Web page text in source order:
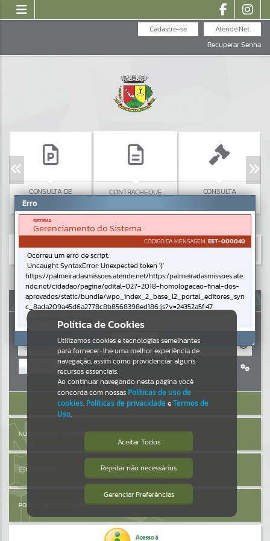
Atende.Net
Cadastre-se
Recuperar Senha
CONSULTA DE
PROTOCOLO
CONTRACHEQUE
CONSULTA
Resultados para""
Portais
Por favor, aguarde...
NOTÍCIAS
Por favor, aguarde...
Por favor, aguarde...
Por favor, aguarde...
AUTOATENDIMENTO
Cadastre-se|Recuperar Senha
ACESSAR SEM LOGIN
NOTA FISCAL ELETRÔNICA
ESCRITA FISCAL
PORTAL DA TRANSPARÊNCIA
Política de Cookies
Utilizamos cookies e tecnologias semelhantes
para fornecer-lhe uma melhor experiência de
navegação, assim como providenciar alguns
recursos essenciais.
Ao continuar navegando nesta página você
concorda com nossas Políticas de uso de
cookies, Políticas de privacidadeeTermos de
Uso.
Aceitar Todos
Rejeitar não necessários
Gerenciar Preferências
Isto significa que diversos recursos
providenciados poderão não estar
Erro
SISTEMA
Gerenciamento do Sistema
CÓDIGO DA MENSAGEM:EST-000040
Ocorreu um erro de script:
Uncaught SyntaxError: Unexpected token '('
https://palmeiradasmissoes.atende.net/https:/palmeiradasmissoes.ate
nde.net/cidadao/pagina/edital-027-2018-homologacao-final-dos-
aprovados/static/bundle/wpo_index_2_base_l2_portal_editores_syn
c_8ada209a45d6a2778c8b8568398ed186.js?v=24352a5f:47
Verificar Mais Detalhes
OK